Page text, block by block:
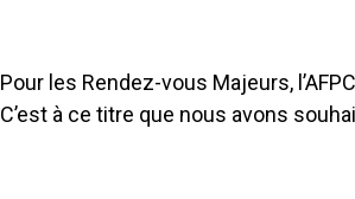
Pour les Rendez-vous Majeurs,
C’est à ce titre que nous avons